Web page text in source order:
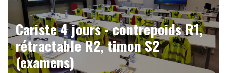
Cariste 4 jours - contrepoids R1,
rétractable R2, timon S2
(examens)